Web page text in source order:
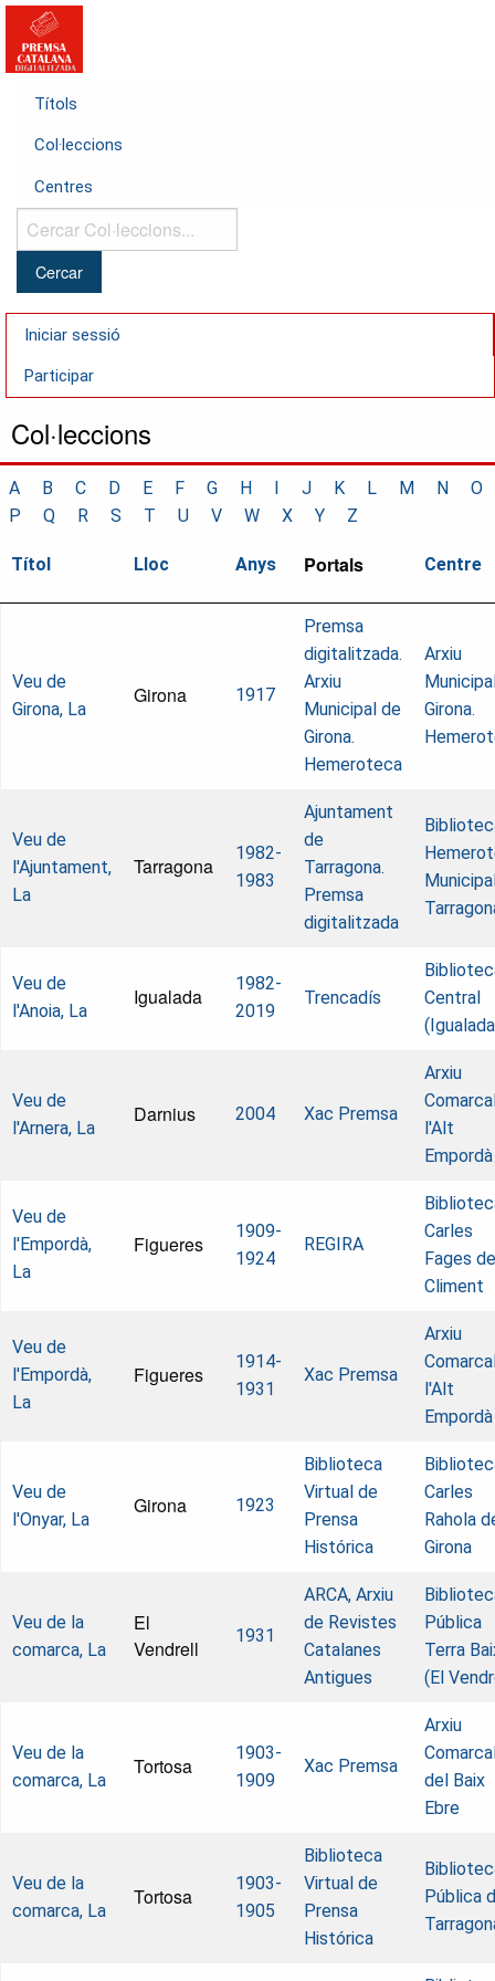
Títols
Col·leccions
Centres
Cercar
Col·leccions...
Iniciar sessió
Participar
Col·leccions
A B C D E F G H I J K L M N
O
P
Q R S T U V W X Y Z
Títol Lloc Anys Portals Centre
Veu de
Girona, La
Girona 1917
Premsa
digitalitzada.
Arxiu
Municipal de
Girona.
Hemeroteca
Arxiu
Girona.
Veu de
l'Ajuntament,
La
Tarragona
1982-
1983
Ajuntament
de
Tarragona.
Premsa
digitalitzada
Veu de
l'Anoia, La
Igualada
1982-
2019
Trencadís
Central
Veu de
l'Arnera, La
Darnius 2004 Xac Premsa
Arxiu
l'Alt
Empordà
Veu de
l'Empordà,
La
Figueres
1909-
1924
REGIRA
Carles
Fages de
Climent
Veu de
l'Empordà,
La
Figueres
1914-
1931
Xac Premsa
Arxiu
l'Alt
Empordà
Veu de
l'Onyar, La
Girona 1923
Biblioteca
Virtual de
Prensa
Histórica
Carles
Rahola
Girona
Veu de la
comarca, La
El
Vendrell
1931
ARCA, Arxiu
de Revistes
Catalanes
Antigues
Pública
Terra
(El
Veu de la
comarca, La
Tortosa
1903-
1909
Xac Premsa
Arxiu
del Baix
Ebre
Veu de la
comarca, La
Tortosa
1903-
1905
Biblioteca
Virtual de
Prensa
Histórica
Pública